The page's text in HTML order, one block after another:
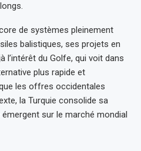
de systèmes pleinement
balistiques, ses projets en
l’intérêt du Golfe, qui voit dans
plus rapide et
les offres occidentales
la Turquie consolide sa
sur le marché mondial